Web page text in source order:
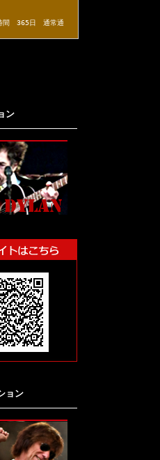
間 365日 通常通
ン
ョン